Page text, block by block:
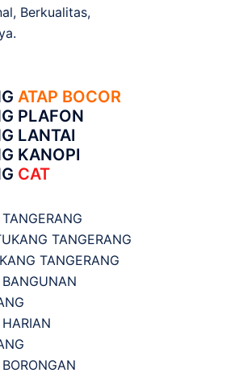
Berkualitas,
ATAP BOCOR
PLAFON
LANTAI
KANOPI
CAT
TANGERANG
TANGERANG